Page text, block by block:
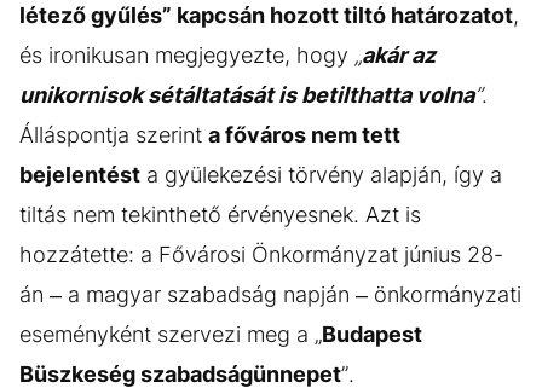
létező gyűlés” kapcsán hozott tiltó határozatot,
és ironikusan megjegyezte, hogy „akár az
unikornisok sétáltatását is betilthatta volna”.
Álláspontja szerint a főváros nem tett
bejelentést a gyülekezési törvény alapján, így a
tiltás nem tekinthető érvényesnek. Azt is
hozzátette: a Fővárosi Önkormányzat június 28-
án – a magyar szabadság napján – önkormányzati
eseményként szervezi meg a „Budapest
Büszkeség szabadságünnepet”.